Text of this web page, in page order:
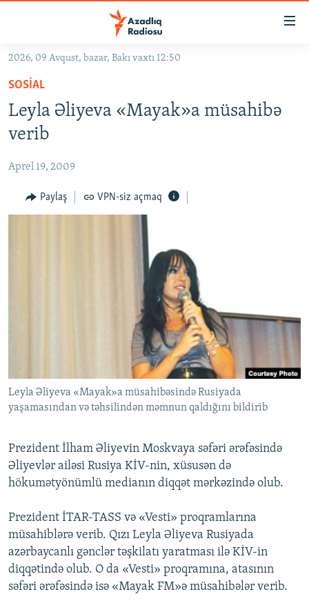
Əsas
qayıt
Əsas
naviqasiyaya
qayıt
Axtarışa
keç
GÜNDƏM
#İZAHLA
KORRUPSIOMETR
FƏRQƏ BAX
QANUNI DOĞRU
AZƏRBAYCAN ƏDƏBIYYATI KITABXANASI
İZ - MƏDƏNIYYƏT PROQRAMI
PEŞƏ ETIKASI VƏ JURNALISTIKA STANDARTLARIMIZ
MATERIALLARIMIZDAN ISTIFADƏ
AZADLIQRADIOSU MOBIL TELEFONUNUZDA
XƏBƏR BÜLLETENLƏRIMIZ
RFE/RL-in bütün saytları
2026, 09 Avqust, bazar, Bakı vaxtı 12:50
SOSIAL
Leyla Əliyeva «Mayak»a müsahibə
verib
Aprel 19, 2009
Paylaş VPN-siz açmaq
Leyla Əliyeva «Mayak»a müsahibəsində Rusiyada
yaşamasından və təhsilindən məmnun qaldığını bildirib
Prezident İlham Əliyevin Moskvaya səfəri ərəfəsində
Əliyevlər ailəsi Rusiya KİV-nin, xüsusən də
hökumətyönümlü medianın diqqət mərkəzində olub.
Prezident İTAR-TASS və «Vesti» proqramlarına
müsahiblərə verib. Qızı Leyla Əliyeva Rusiyada
azərbaycanlı gənclər təşkilatı yaratması ilə KİV-in
diqqətində olub. O da «Vesti» proqramına, atasının
səfəri ərəfəsində isə «Mayak FM»ə müsahibələr verib.